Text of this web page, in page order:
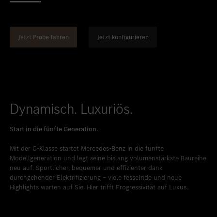
Standort favorisieren
Daun
Standort favorisieren
Idstein
Standort favorisieren
Mayen
Standort favorisieren
Sinzig
Standort favorisieren
Taunusstein
Standort favorisieren
Trier
Jetzt Probe fahren Jetzt konfigurieren
Dynamisch. Luxuriös.
Start in die fünfte Generation.
Mit der C-Klasse startet Mercedes-Benz in die fünfte
Modellgeneration und legt seine bislang volumenstärkste Baureihe
neu auf. Sportlicher, bequemer und effizienter dank
durchgehender Elektrifizierung – viele fesselnde und neue
Highlights warten auf Sie. Hier trifft Progressivität auf Luxus.